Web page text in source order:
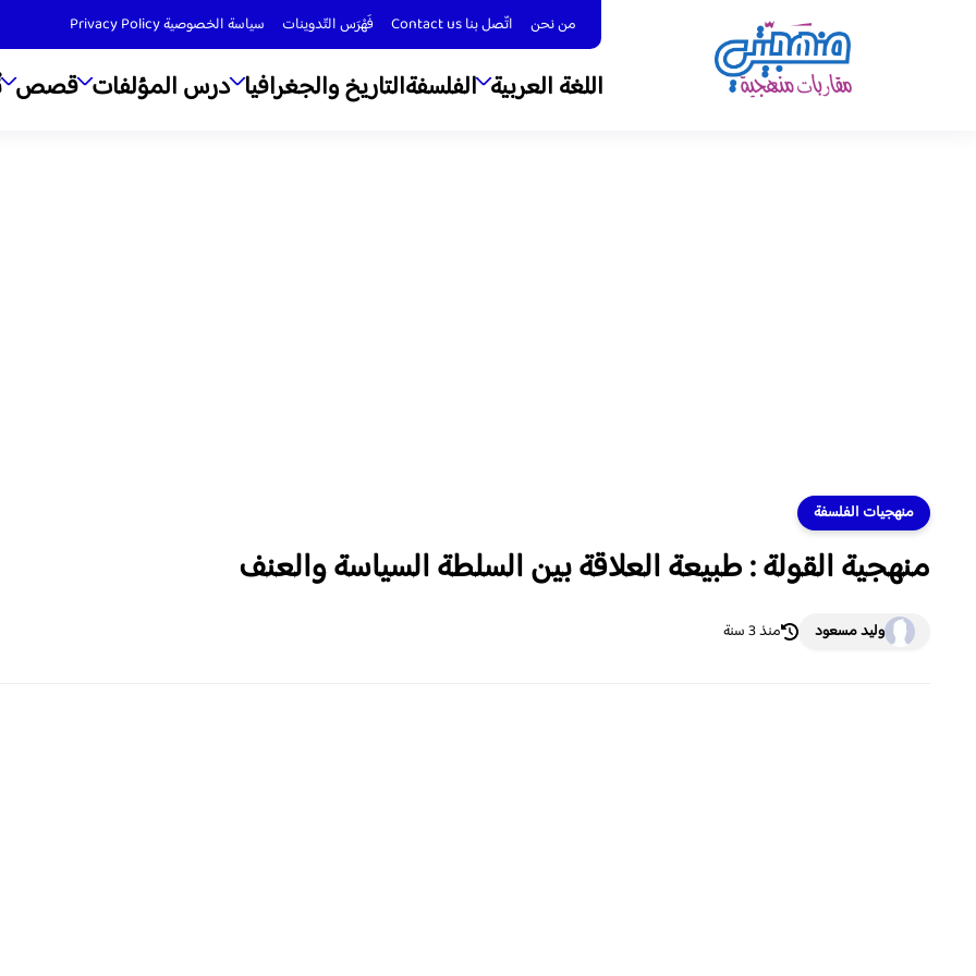
من نحن اتّصل بنا Contact us فَهْرَس التّدوينات سياسة الخصوصية Privacy Policy
اللغة العربية الفلسفةالتاريخ والجغرافيا درس المؤلفات قصص
منهجيات الفلسفة
منهجية القولة : طبيعة العلاقة بين السلطة السياسة والعنف
وليد مسعود منذ 3 سنة